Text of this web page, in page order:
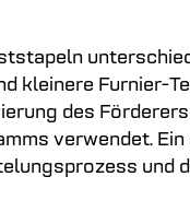
kleinere Furnier-
des
verwendet.
und